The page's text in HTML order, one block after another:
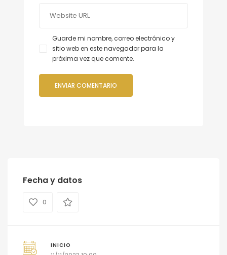
Guarde mi nombre, correo electrónico y
sitio web en este navegador para la
próxima vez que comente.
Fecha y datos
0
INICIO